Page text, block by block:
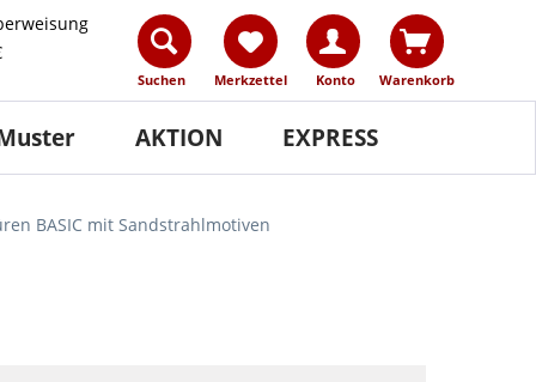
Suchen Merkzettel Konto Warenkorb
AKTION EXPRESS
BASIC mit Sandstrahlmotiven